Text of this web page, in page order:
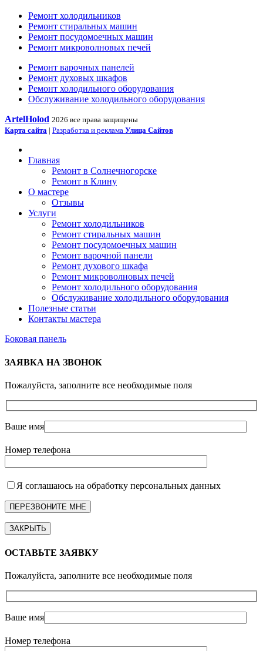
Ремонт холодильников
Ремонт стиральных машин
Ремонт посудомоечных машин
Ремонт микроволновых печей
Ремонт варочных панелей
Ремонт духовых шкафов
Ремонт холодильного оборудования
Обслуживание холодильного оборудования
ArtelHolod 2026 все права защищены
Карта сайта | Разработка и реклама Улица Сайтов
Главная
Ремонт в Солнечногорске
Ремонт в Клину
О мастере
Отзывы
Услуги
Ремонт холодильников
Ремонт стиральных машин
Ремонт посудомоечных машин
Ремонт варочной панели
Ремонт духового шкафа
Ремонт микроволновых печей
Ремонт холодильного оборудования
Обслуживание холодильного оборудования
Полезные статьи
Контакты мастера
Боковая панель
ЗАЯВКА НА ЗВОНОК
Пожалуйста, заполните все необходимые поля
Ваше имя
Номер телефона
Я соглашаюсь на обработку персональных данных
ЗАКРЫТЬ
ОСТАВЬТЕ ЗАЯВКУ
Пожалуйста, заполните все необходимые поля
Ваше имя
Номер телефона